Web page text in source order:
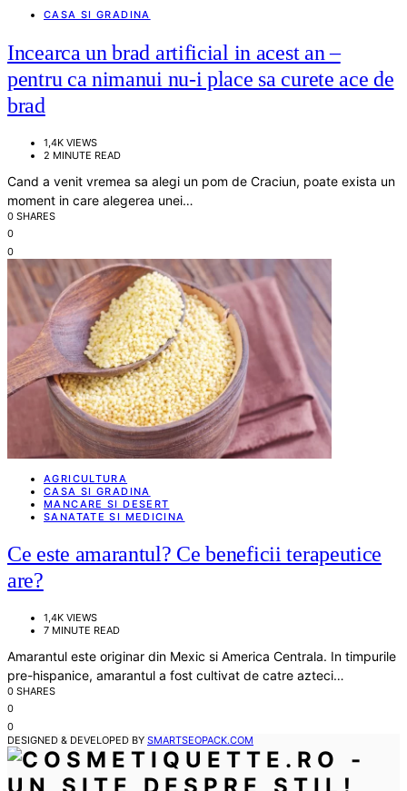
CASA SI GRADINA
Incearca un brad artificial in acest an –
pentru ca nimanui nu-i place sa curete ace de
brad
1,4K VIEWS
2 MINUTE READ
Cand a venit vremea sa alegi un pom de Craciun, poate exista un
moment in care alegerea unei…
0 SHARES
0
0
AGRICULTURA
CASA SI GRADINA
MANCARE SI DESERT
SANATATE SI MEDICINA
Ce este amarantul? Ce beneficii terapeutice
are?
1,4K VIEWS
7 MINUTE READ
Amarantul este originar din Mexic si America Centrala. In timpurile
pre-hispanice, amarantul a fost cultivat de catre azteci…
0 SHARES
0
0
DESIGNED & DEVELOPED BY SMARTSEOPACK.COM